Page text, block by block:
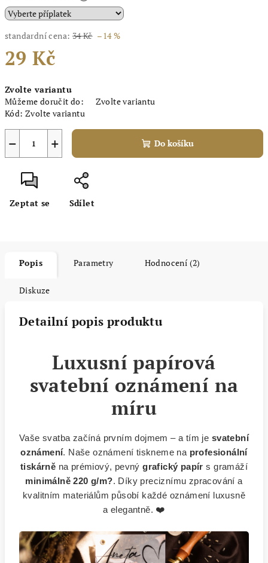
standardní cena: 34 Kč –14 %
29 Kč
cena:
Zvolte variantu
Můžeme doručit do:
Zvolte variantu
Kód: Zvolte variantu
+
− Do košíku
Zeptat se Sdílet
Popis Parametry Hodnocení (2)
Diskuze
Detailní popis produktu
Luxusní papírová
svatební oznámení na
míru
Vaše svatba začíná prvním dojmem – a tím je svatební
oznámení. Naše oznámení tiskneme na profesionální
tiskárně na prémiový, pevnýgrafický papír s gramáží
minimálně 220 g/m?. Díky preciznímu zpracování a
kvalitním materiálům působí každé oznámení luxusně
a elegantně. ❤️